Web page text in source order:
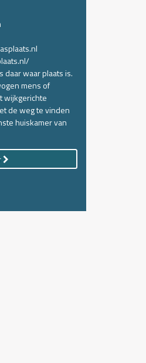
daar waar plaats is.
mens of
wijkgerichte
de weg te vinden
huiskamer van